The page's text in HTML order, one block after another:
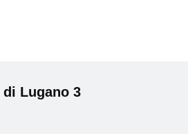
Lugano 3